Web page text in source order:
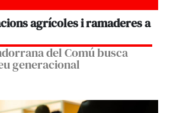
agrícoles i ramaderes a
del Comú busca
generacional